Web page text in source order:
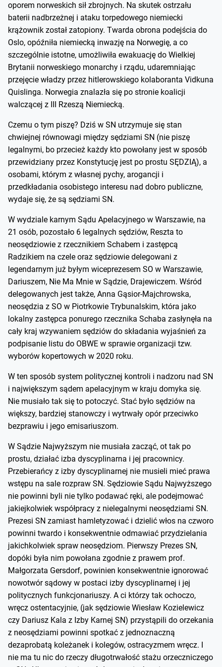
oporem norweskich sił zbrojnych. Na skutek ostrzału
baterii nadbrzeżnej i ataku torpedowego niemiecki
krążownik został zatopiony. Twarda obrona podejścia do
Oslo, opóźniła niemiecką inwazję na Norwegię, a co
szczególnie istotne, umożliwiła ewakuację do Wielkiej
Brytanii norweskiego monarchy i rządu, udaremniając
przejęcie władzy przez hitlerowskiego kolaboranta Vidkuna
Quislinga. Norwegia znalazła się po stronie koalicji
walczącej z III Rzeszą Niemiecką.
Czemu o tym piszę? Dziś w SN utrzymuje się stan
chwiejnej równowagi między sędziami SN (nie piszę
legalnymi, bo przecież każdy kto powołany jest w sposób
przewidziany przez Konstytucję jest po prostu SĘDZIĄ), a
osobami, którym z własnej pychy, arogancji i
przedkładania osobistego interesu nad dobro publiczne,
wydaje się, że są sędziami SN.
W wydziale karnym Sądu Apelacyjnego w Warszawie, na
21 osób, pozostało 6 legalnych sędziów, Reszta to
neosędziowie z rzecznikiem Schabem i zastępcą
Radzikiem na czele oraz sędziowie delegowani z
legendarnym już byłym wiceprezesem SO w Warszawie,
Dariuszem, Nie Ma Mnie w Sądzie, Drajewiczem. Wśród
delegowanych jest także, Anna Gąsior-Majchrowska,
neosędzia z SO w Piotrkowie Trybunalskim, która jako
lokalny zastępca ponurego rzecznika Schaba zasłynęła na
cały kraj wzywaniem sędziów do składania wyjaśnień za
podpisanie listu do OBWE w sprawie organizacji tzw.
wyborów kopertowych w 2020 roku.
W ten sposób system politycznej kontroli i nadzoru nad SN
i największym sądem apelacyjnym w kraju domyka się.
Nie musiało tak się to potoczyć. Stać było sędziów na
większy, bardziej stanowczy i wytrwały opór przeciwko
bezprawiu i jego emisariuszom.
W Sądzie Najwyższym nie musiała zacząć, ot tak po
prostu, działać izba dyscyplinarna i jej pracownicy.
Przebierańcy z izby dyscyplinarnej nie musieli mieć prawa
wstępu na sale rozpraw SN. Sędziowie Sądu Najwyższego
nie powinni byli nie tylko podawać ręki, ale podejmować
jakiejkolwiek współpracy z nielegalnymi neosędziami SN.
Prezesi SN zamiast hamletyzować i dzielić włos na czworo
powinni twardo i konsekwentnie odmawiać przydzielania
jakichkolwiek spraw neosędziom. Pierwszy Prezes SN,
dopóki była nim powołana zgodnie z prawem prof.
Małgorzata Gersdorf, powinien konsekwentnie ignorować
nowotwór sądowy w postaci izby dyscyplinarnej i jej
politycznych funkcjonariuszy. A ci którzy tak ochoczo,
wręcz ostentacyjnie, (jak sędziowie Wiesław Kozielewicz
czy Dariusz Kala z Izby Karnej SN) przystąpili do orzekania
z neosędziami powinni spotkać z jednoznaczną
dezaprobatą koleżanek i kolegów, ostracyzmem wręcz. I
nie ma tu nic do rzeczy długotrwałość stażu orzeczniczego